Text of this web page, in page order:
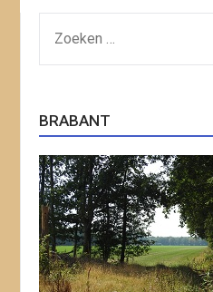
NAAR:
BRABANT